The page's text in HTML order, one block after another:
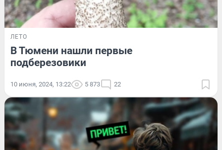
ЛЕТО
В Тюмени нашли первые
подберезовики
10 июня, 2024, 13:22 5 873 22